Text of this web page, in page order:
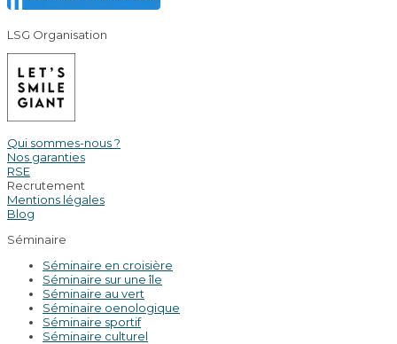
LSG Organisation
Qui sommes-nous ?
Nos garanties
RSE
Recrutement
Mentions légales
Blog
Séminaire
Séminaire en croisière
Séminaire sur une île
Séminaire au vert
Séminaire oenologique
Séminaire sportif
Séminaire culturel